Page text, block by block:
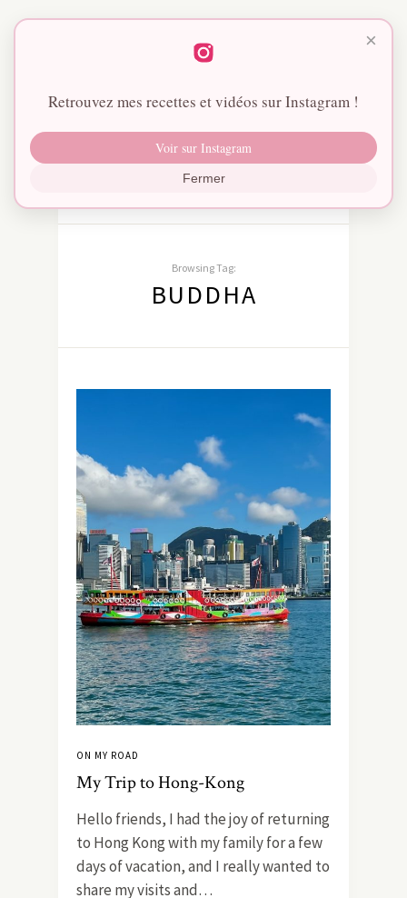
Browsing Tag:
BUDDHA
ON MY ROAD
My Trip to Hong-Kong
Hello friends, I had the joy of returning
to Hong Kong with my family for a few
days of vacation, and I really wanted to
share my visits and…
×
Retrouvez mes recettes et vidéos sur Instagram !
Voir sur Instagram
Fermer